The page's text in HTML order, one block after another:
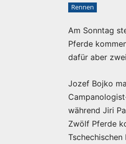
Rennen
Am Sonntag
Pferde
dafür aber
Jozef Bojko
während Jiri
Zwölf Pferde
Tschechischen